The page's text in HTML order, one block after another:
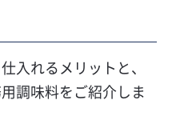
入れるメリットと、
調味料をご紹介しま